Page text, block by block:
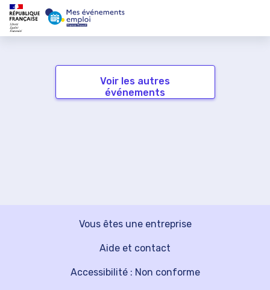
Voir les autres
événements
Vous êtes une entreprise
Aide et contact
Accessibilité : Non conforme